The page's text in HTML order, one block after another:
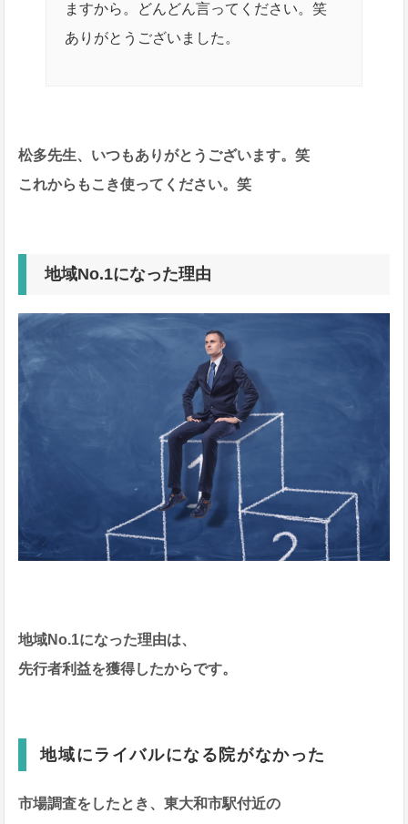
ますから。どんどん言ってください。笑
ありがとうございました。
松多先生、いつもありがとうございます。笑
これからもこき使ってください。笑
地域No.1になった理由
地域No.1になった理由は、
先行者利益を獲得したからです。
地域にライバルになる院がなかった
市場調査をしたとき、東大和市駅付近の